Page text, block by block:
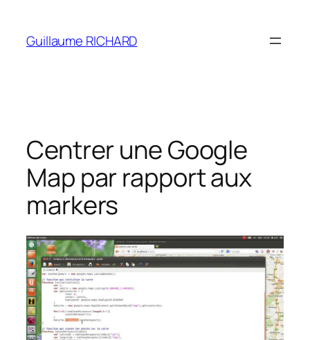
contenu
Guillaume RICHARD
Centrer une Google
Map par rapport aux
markers